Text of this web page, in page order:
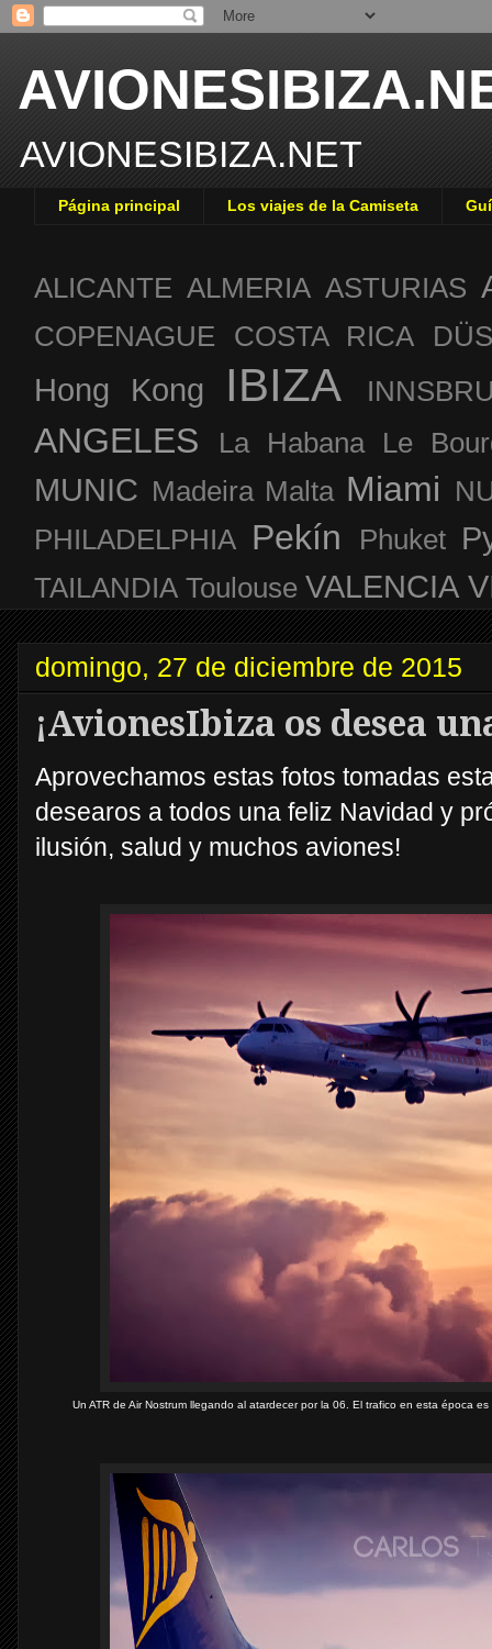
AVIONESIBIZA.NET
Página principal Los viajes de la Camiseta
ALICANTE ALMERIA ASTURIAS
COPENAGUE COSTA RICA
Hong Kong IBIZA
ANGELES La Habana Le
MUNIC Madeira Malta Miami
PHILADELPHIA Pekín Phuket
TAILANDIA Toulouse VALENCIA
domingo, 27 de diciembre de 2015
¡AvionesIbiza os desea
Aprovechamos estas fotos tomadas
desearos a todos una feliz Navidad y
ilusión, salud y muchos aviones!
Un ATR de Air Nostrum llegando al atardecer por la 06. El trafico en esta época